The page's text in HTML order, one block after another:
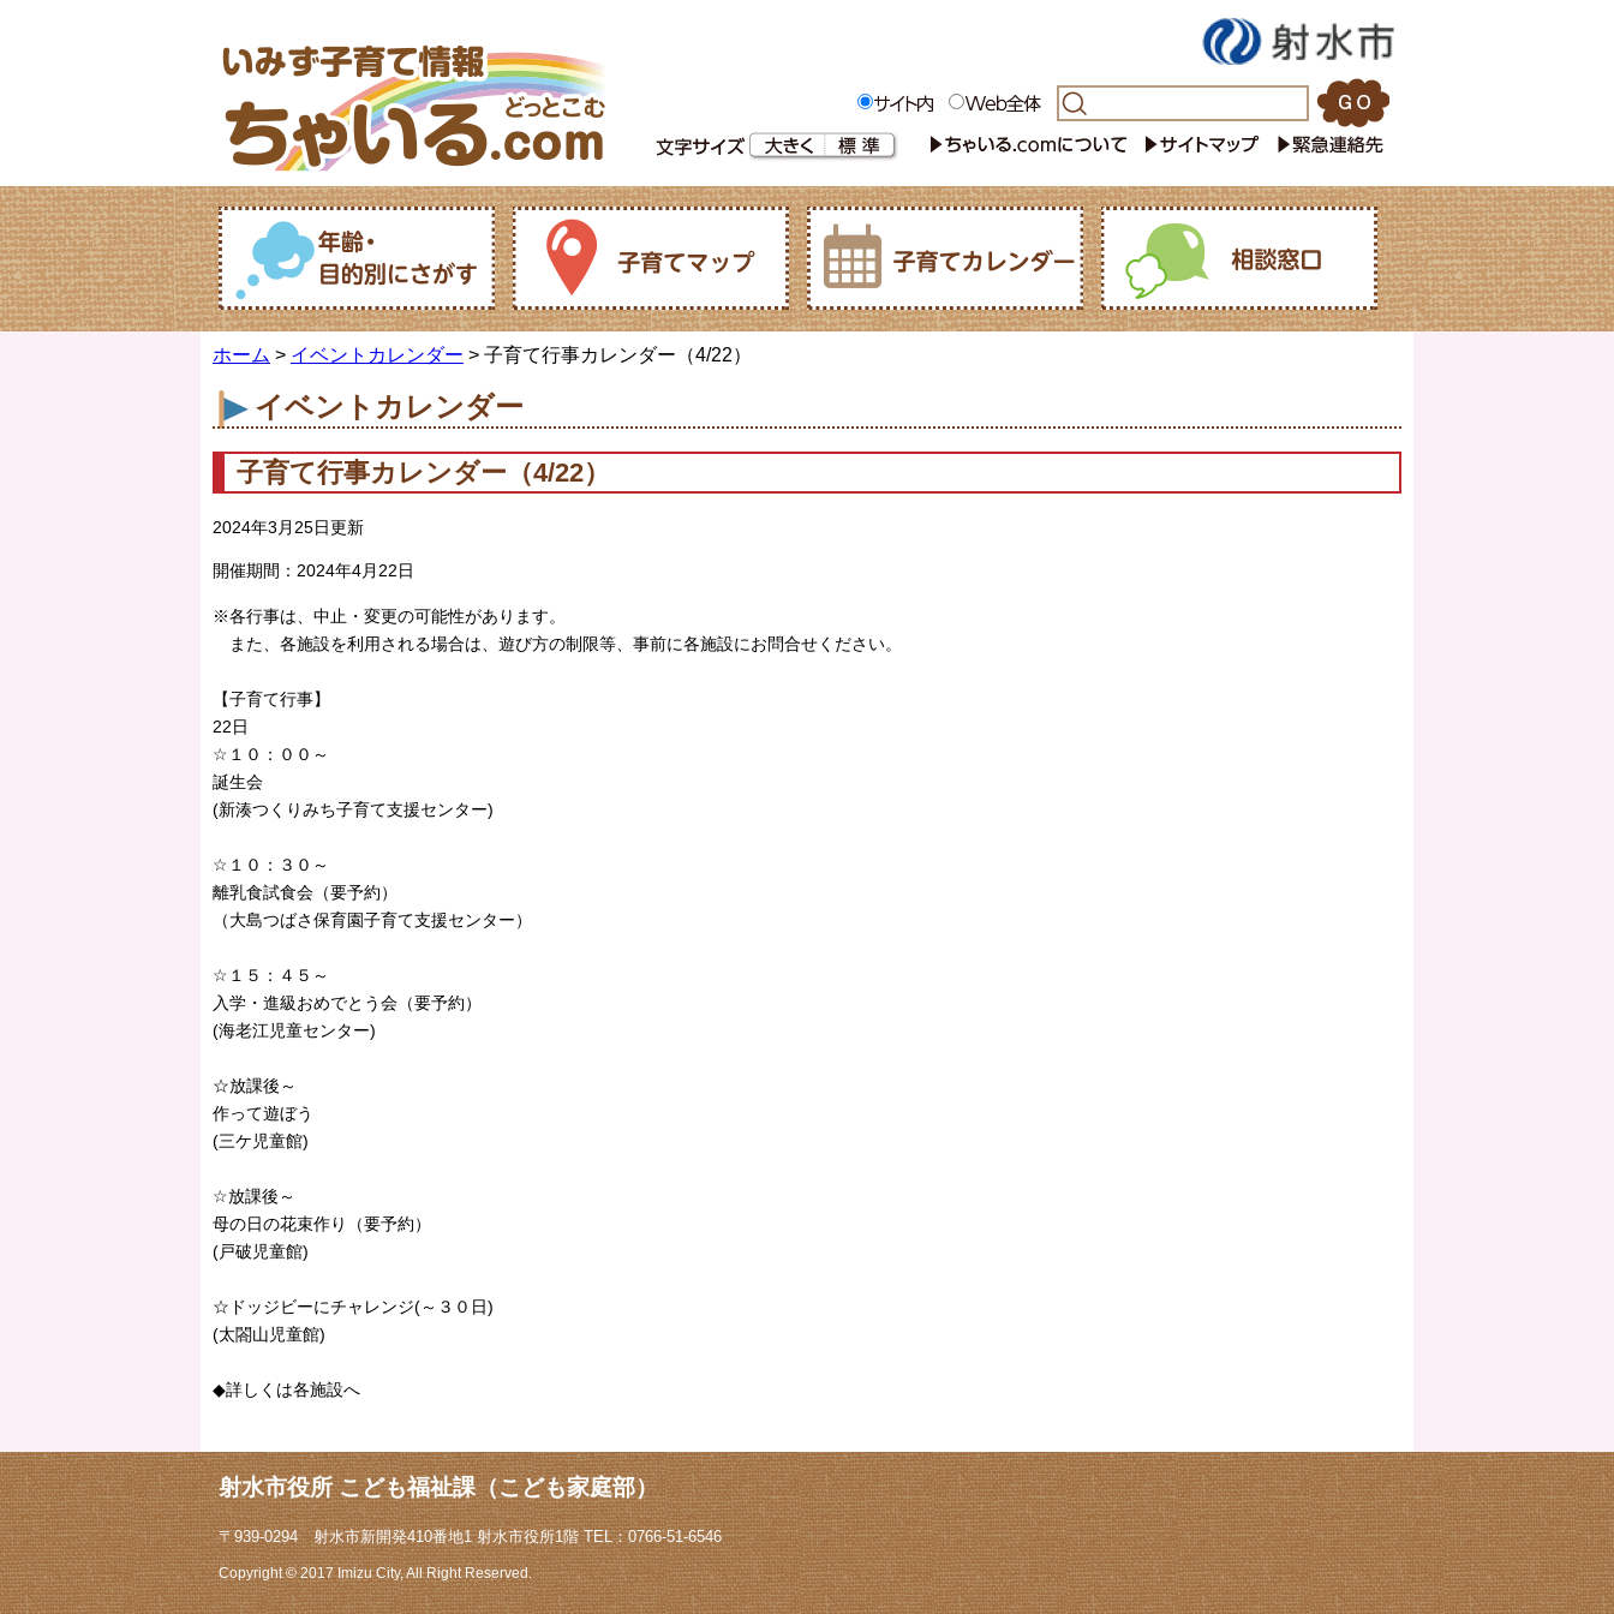
ホーム > イベントカレンダー > 子育て行事カレンダー（4/22）
イベントカレンダー
子育て行事カレンダー（4/22）
2024年3月25日更新
開催期間： 2024年4月22日
※各行事は、中止・変更の可能性があります。
また、各施設を利用される場合は、遊び方の制限等、事前に各施設にお問合せください。
【子育て行事】
22日
☆１０：００～
誕生会
(新湊つくりみち子育て支援センター)
☆１０：３０～
離乳食試食会（要予約）
（大島つばさ保育園子育て支援センター）
☆１５：４５～
入学・進級おめでとう会（要予約）
(海老江児童センター)
☆放課後～
作って遊ぼう
(三ケ児童館)
☆放課後～
母の日の花束作り（要予約）
(戸破児童館)
☆ドッジビーにチャレンジ(～３０日)
(太閤山児童館)
◆詳しくは各施設へ
射水市役所 こども福祉課（こども家庭部）
〒939-0294 射水市新開発410番地1 射水市役所1階 TEL：0766-51-6546
Copyright © 2017 Imizu City, All Right Reserved.